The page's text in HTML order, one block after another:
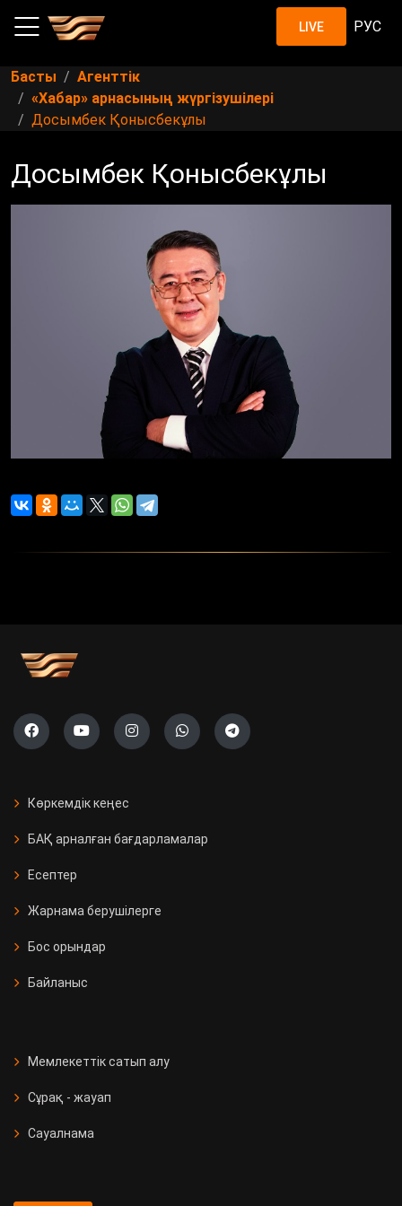
LIVE РУС
Басты
Агенттік
«Хабар» арнасының жүргізушілері
Досымбек Қонысбекұлы
Досымбек Қонысбекұлы
Көркемдік кеңес
БАҚ арналған бағдарламалар
Есептер
Жарнама берушілерге
Бос орындар
Байланыс
Мемлекеттік сатып алу
Сұрақ - жауап
Сауалнама